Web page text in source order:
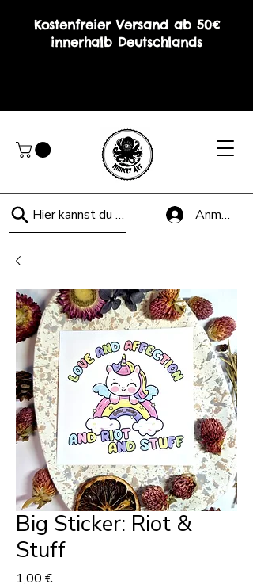
Kostenfreier Versand ab 50€
innerhalb Deutschlands
Hier kannst du suchen! Anmelden
Big Sticker: Riot &
Stuff
1,00 €Preis